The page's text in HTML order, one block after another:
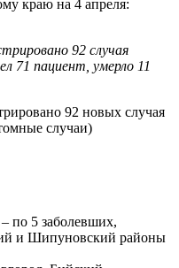
92 случая
71 пациент, умерло 11
92 новых случая
случаи)
по 5 заболевших,
и Шипуновский районы